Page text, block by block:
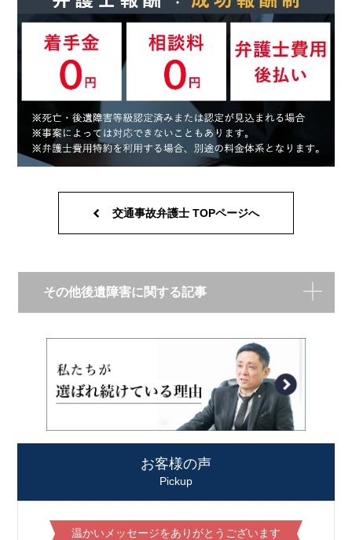
交通事故弁護士 TOPページへ
その他後遺障害に関する記事
お客様の声
Pickup
温かいメッセージをありがとうございます